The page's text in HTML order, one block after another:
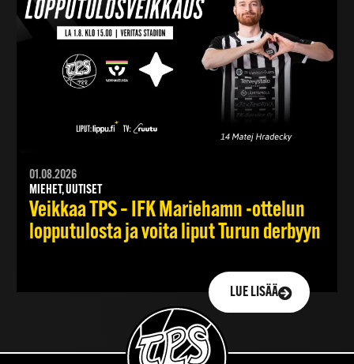
01.08.2026
MIEHET, UUTISET
Veikkaa TPS – IFK Mariehamn -ottelun
lopputulosta ja voita liput Turun derbyyn
LUE LISÄÄ